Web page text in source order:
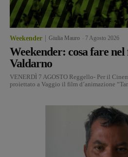
Weekender Giulia Mauro 7 Agosto 2026
Weekender: cosa fare
Valdarno
VENERDÌ 7 AGOSTO Reggello- Per il
proiettato a Vaggio il film d’animazione